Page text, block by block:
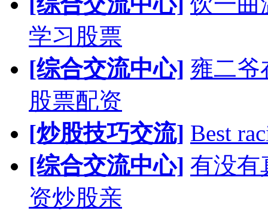
学习股票
[综合交流中心] 雍二爷
股票配资
[炒股技巧交流] Best
[综合交流中心] 有没有
资炒股亲